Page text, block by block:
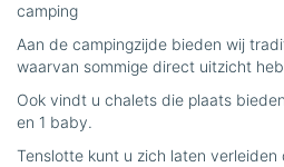
camping
Aan de campingzijde bieden wij
waarvan sommige direct uitzicht
Ook vindt u chalets die plaats
en 1 baby.
Tenslotte kunt u zich laten verleiden